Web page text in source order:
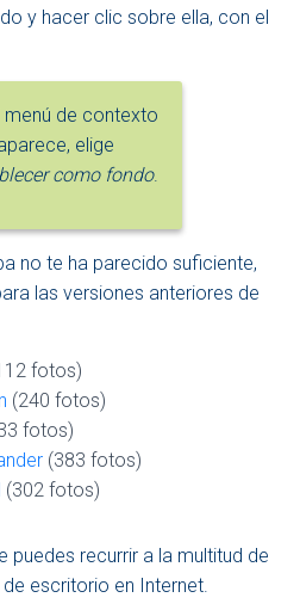
y hacer clic sobre ella, con el
menú de contexto
elige
como fondo.
no te ha parecido suficiente,
las versiones anteriores de
fotos)
(240 fotos)
fotos)
(383 fotos)
(302 fotos)
puedes recurrir a la multitud de
escritorio en Internet.